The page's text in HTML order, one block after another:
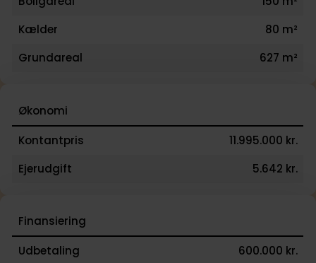
Kælder
80 m²
Grundareal
627 m²
Økonomi
Kontantpris
11.995.000 kr.
Ejerudgift
5.642 kr.
Finansiering
Udbetaling
600.000 kr.